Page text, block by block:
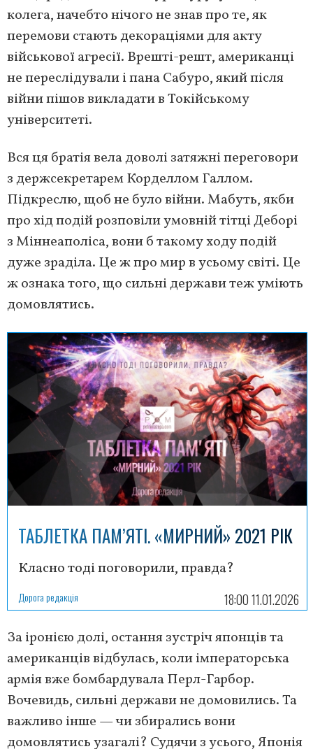
колега, начебто нічого не знав про те, як
перемови стають декораціями для акту
військової агресії. Врешті-решт, американці
не переслідували і пана Сабуро, який після
війни пішов викладати в Токійському
університеті.
Вся ця братія вела доволі затяжні переговори
з держсекретарем Корделлом Галлом.
Підкреслю, щоб не було війни. Мабуть, якби
про хід подій розповіли умовній тітці Деборі
з Міннеаполіса, вони б такому ходу подій
дуже зраділа. Це ж про мир в усьому світі. Це
ж ознака того, що сильні держави теж уміють
домовлятись.
ТАБЛЕТКА ПАМ’ЯТІ. «МИРНИЙ» 2021 РІК
Класно тоді поговорили, правда?
Дорога редакція 18:00 11.01.2026
За іронією долі, остання зустріч японців та
американців відбулась, коли імператорська
армія вже бомбардувала Перл-Гарбор.
Вочевидь, сильні держави не домовились. Та
важливо інше — чи збирались вони
домовлятись узагалі? Судячи з усього, Японія